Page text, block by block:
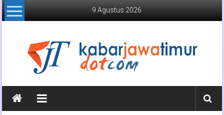
Lompat
ke
9 Agustus 2026
Kabar
Jawa